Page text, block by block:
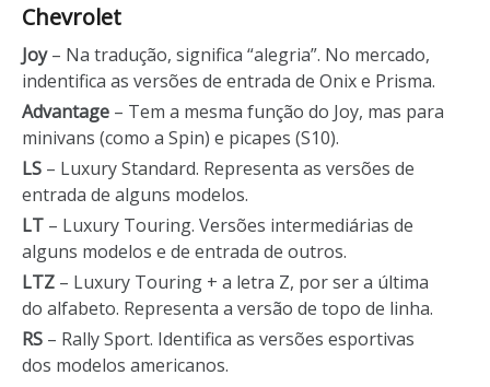
Chevrolet
Joy– Na tradução, significa “alegria”. No mercado,
indentifica as versões de entrada de Onix e Prisma.
Advantage – Tem a mesma função do Joy, mas para
minivans (como a Spin) e picapes (S10).
LS – Luxury Standard. Representa as versões de
entrada de alguns modelos.
LT – Luxury Touring. Versões intermediárias de
alguns modelos e de entrada de outros.
LTZ – Luxury Touring + a letra Z, por ser a última
do alfabeto. Representa a versão de topo de linha.
RS – Rally Sport. Identifica as versões esportivas
dos modelos americanos.